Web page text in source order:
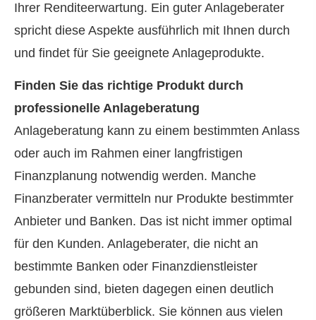
Ihrer Renditeerwartung. Ein guter Anlageberater
spricht diese Aspekte ausführlich mit Ihnen durch
und findet für Sie geeignete Anlageprodukte.
Finden Sie das richtige Produkt durch
professionelle Anlageberatung
Anlageberatung kann zu einem bestimmten Anlass
oder auch im Rahmen einer langfristigen
Finanzplanung notwendig werden. Manche
Finanzberater vermitteln nur Produkte bestimmter
Anbieter und Banken. Das ist nicht immer optimal
für den Kunden. Anlageberater, die nicht an
bestimmte Banken oder Finanzdienstleister
gebunden sind, bieten dagegen einen deutlich
größeren Marktüberblick. Sie können aus vielen